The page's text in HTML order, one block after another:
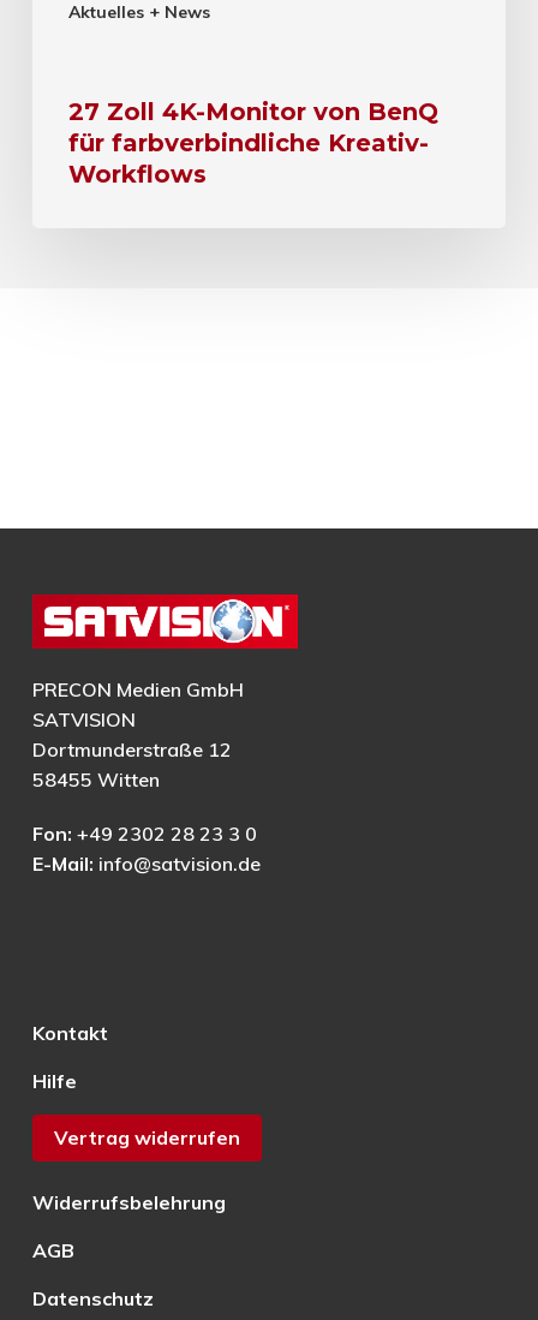
Aktuelles + News
27 Zoll 4K-Monitor von BenQ
für farbverbindliche Kreativ-
Workflows
PRECON Medien GmbH
SATVISION
Dortmunderstraße 12
58455 Witten
Fon: +49 2302 28 23 3 0
E-Mail: info@satvision.de
Kontakt
Hilfe
Vertrag widerrufen
Widerrufsbelehrung
AGB
Datenschutz